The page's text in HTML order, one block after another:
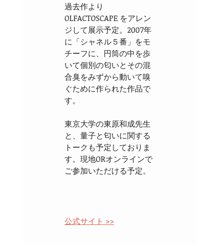
過去作より
OLFACTOSCAPE をアレン
ジして展示予定。2007年
に「シャネル５番」をモ
チーフに、円筒の中を歩
いて個別の匂いとその混
合臭をみずから動いて嗅
ぐために作られた作品で
す。
東京大学の東原和成先生
と、量子と匂いに関する
トークも予定しておりま
す。現地ORオンラインで
ご参加いただける予定。
公式サイト >>